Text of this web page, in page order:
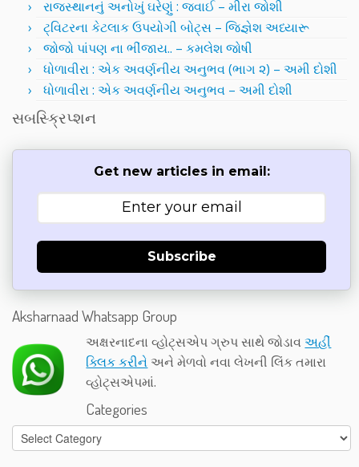
રાજસ્થાનનું અનોખું ઘરેણું : જવાઈ – મીરા જોશી
ટ્વિટરના કેટલાક ઉપયોગી બોટ્સ – જિજ્ઞેશ અધ્યારૂ
જોજો પાંપણ ના ભીંજાય.. – કમલેશ જોષી
ધોળાવીરા : એક અવર્ણનીય અનુભવ (ભાગ ૨) – અમી દોશી
ધોળાવીરા : એક અવર્ણનીય અનુભવ – અમી દોશી
સબસ્ક્રિપ્શન
Get new articles in email:
Subscribe
Aksharnaad Whatsapp Group
અક્ષરનાદના વ્હોટ્સએપ ગ્રુપ સાથે જોડાવઅહીં
ક્લિક કરીને અને મેળવો નવા લેખની લિંક તમારા
વ્હોટ્સએપમાં.
Categories
Categories